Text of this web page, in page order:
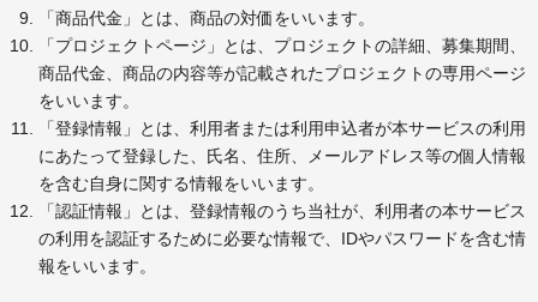
「商品代金」とは、商品の対価をいいます。
「プロジェクトページ」とは、プロジェクトの詳細、募集期間、
商品代金、商品の内容等が記載されたプロジェクトの専用ページ
をいいます。
「登録情報」とは、利用者または利用申込者が本サービスの利用
にあたって登録した、氏名、住所、メールアドレス等の個人情報
を含む自身に関する情報をいいます。
「認証情報」とは、登録情報のうち当社が、利用者の本サービス
の利用を認証するために必要な情報で、IDやパスワードを含む情
報をいいます。